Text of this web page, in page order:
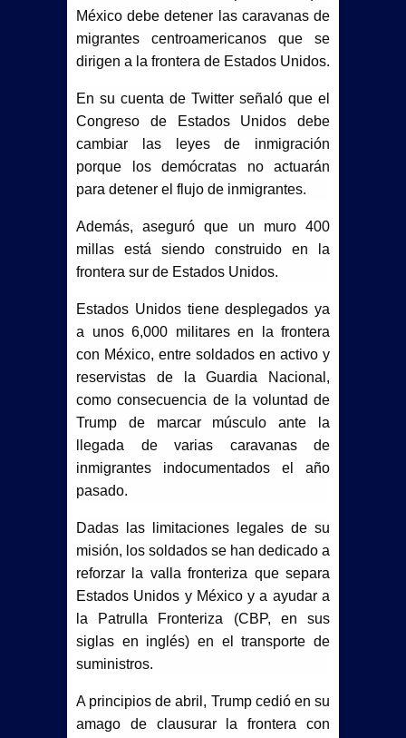
México debe detener las caravanas de
migrantes centroamericanos que se
dirigen a la frontera de Estados Unidos.
En su cuenta de Twitter señaló que el
Congreso de Estados Unidos debe
cambiar las leyes de inmigración
porque los demócratas no actuarán
para detener el flujo de inmigrantes.
Además, aseguró que un muro 400
millas está siendo construido en la
frontera sur de Estados Unidos.
Estados Unidos tiene desplegados ya
a unos 6,000 militares en la frontera
con México, entre soldados en activo y
reservistas de la Guardia Nacional,
como consecuencia de la voluntad de
Trump de marcar músculo ante la
llegada de varias caravanas de
inmigrantes indocumentados el año
pasado.
Dadas las limitaciones legales de su
misión, los soldados se han dedicado a
reforzar la valla fronteriza que separa
Estados Unidos y México y a ayudar a
la Patrulla Fronteriza (CBP, en sus
siglas en inglés) en el transporte de
suministros.
A principios de abril, Trump cedió en su
amago de clausurar la frontera con